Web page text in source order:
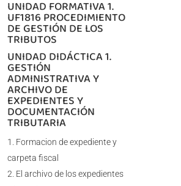
UNIDAD FORMATIVA 1.
UF1816 PROCEDIMIENTO
DE GESTIÓN DE LOS
TRIBUTOS
UNIDAD DIDÁCTICA 1.
GESTIÓN
ADMINISTRATIVA Y
ARCHIVO DE
EXPEDIENTES Y
DOCUMENTACIÓN
TRIBUTARIA
Formacion de expediente y
carpeta fiscal
El archivo de los expedientes